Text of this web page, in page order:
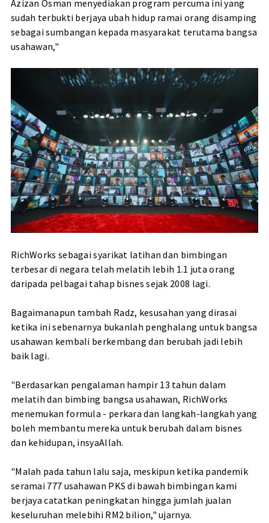
Azizan Osman menyediakan program percuma ini yang
sudah terbukti berjaya ubah hidup ramai orang disamping
sebagai sumbangan kepada masyarakat terutama bangsa
usahawan,"
RichWorks sebagai syarikat latihan dan bimbingan
terbesar di negara telah melatih lebih 1.1 juta orang
daripada pelbagai tahap bisnes sejak 2008 lagi.
Bagaimanapun tambah Radz, kesusahan yang dirasai
ketika ini sebenarnya bukanlah penghalang untuk bangsa
usahawan kembali berkembang dan berubah jadi lebih
baik lagi.
"Berdasarkan pengalaman hampir 13 tahun dalam
melatih dan bimbing bangsa usahawan, RichWorks
menemukan formula - perkara dan langkah-langkah yang
boleh membantu mereka untuk berubah dalam bisnes
dan kehidupan, insyaAllah.
"Malah pada tahun lalu saja, meskipun ketika pandemik
seramai 777 usahawan PKS di bawah bimbingan kami
berjaya catatkan peningkatan hingga jumlah jualan
keseluruhan melebihi RM2 bilion," ujarnya.